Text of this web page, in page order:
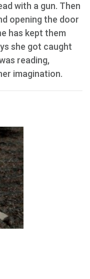
with a gun. Then
opening the door
has kept them
she got caught
reading,
imagination.